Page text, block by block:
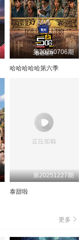
第20260706期
哈哈哈哈哈第六季
第20251227期
泰甜啦
更多